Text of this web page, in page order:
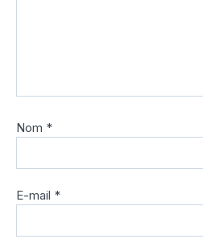
Nom *
E-mail *